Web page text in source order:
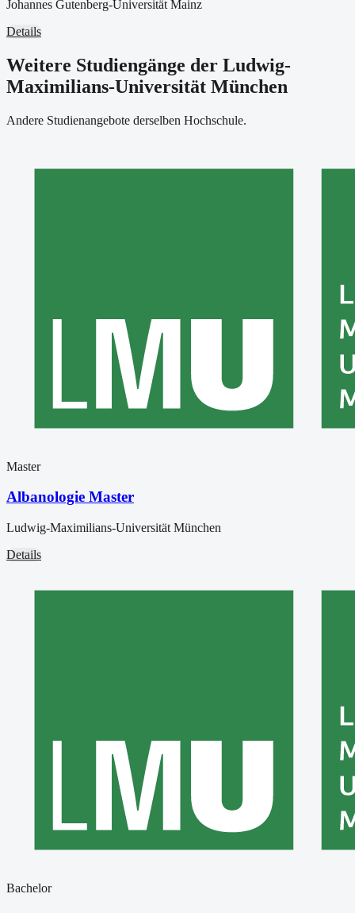
Johannes Gutenberg-Universität Mainz
Details
Weitere Studiengänge der Ludwig-
Maximilians-Universität München
Andere Studienangebote derselben Hochschule.
Master
Albanologie Master
Ludwig-Maximilians-Universität München
Details
Bachelor